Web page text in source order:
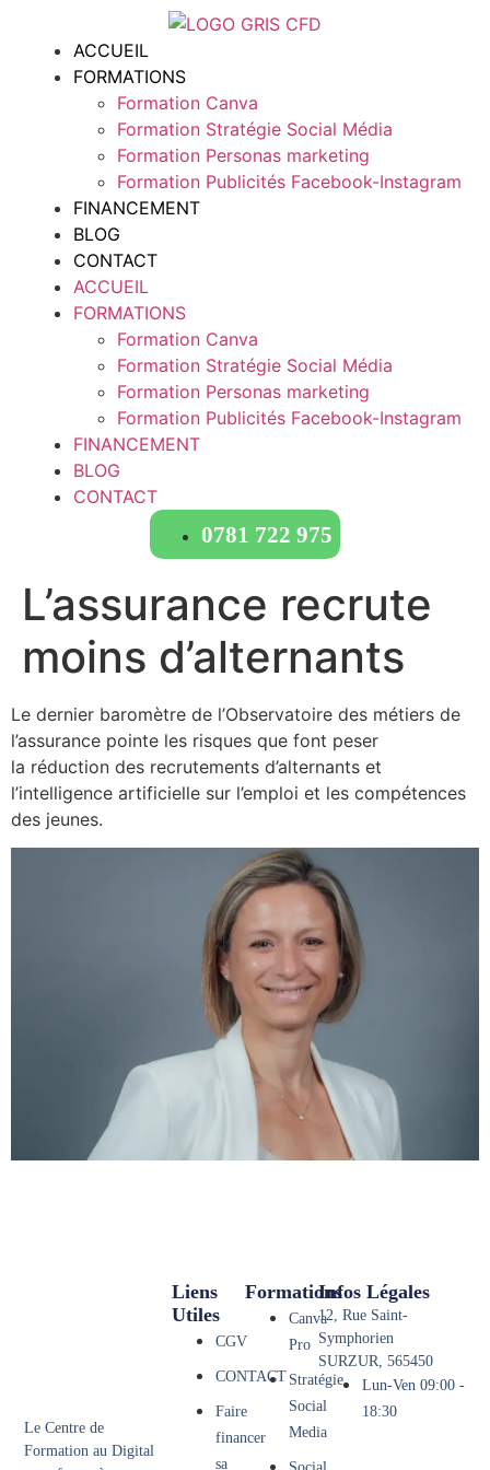
ACCUEIL
FORMATIONS
Formation Canva
Formation Stratégie Social Média
Formation Personas marketing
Formation Publicités Facebook-Instagram
FINANCEMENT
BLOG
CONTACT
ACCUEIL
FORMATIONS
Formation Canva
Formation Stratégie Social Média
Formation Personas marketing
Formation Publicités Facebook-Instagram
FINANCEMENT
BLOG
CONTACT
0781 722 975
L’assurance recrute
moins d’alternants
Le dernier baromètre de l’Observatoire des métiers de
l’assurance pointe les risques que font peser
la réduction des recrutements d’alternants et
l’intelligence artificielle sur l’emploi et les compétences
des jeunes.
Le Centre de
Formation au Digital
Formations
Canva
Pro
Stratégie
Social
Media
Liens
Utiles
CGV
CONTACT
Faire
financer
sa
Infos Légales
12, Rue Saint-
Symphorien
SURZUR, 565450
Lun-Ven 09:00 -
18:30